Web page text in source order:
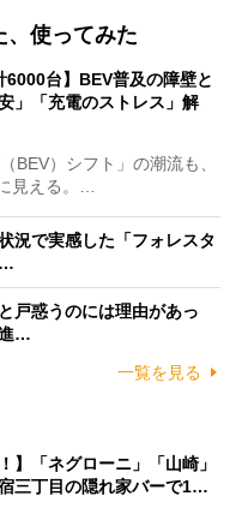
、使ってみた
6000台】BEV普及の障壁と
」「充電のストレス」解
BEV）シフト」の潮流も、
見える。…
況で実感した「フォレスタ
…
戸惑うのには理由があっ
…
一覧を見る
】「ネグローニ」「山崎」
三丁目の隠れ家バーで1…